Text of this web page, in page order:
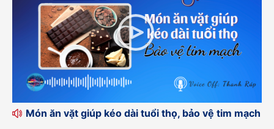
Món ăn vặt giúp kéo dài tuổi thọ, bảo vệ tim mạch